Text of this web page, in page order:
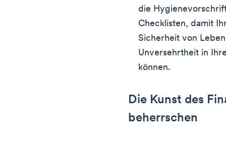
die
Checklisten, damit
Sicherheit von
Unversehrtheit in
können.
Die Kunst des
beherrschen